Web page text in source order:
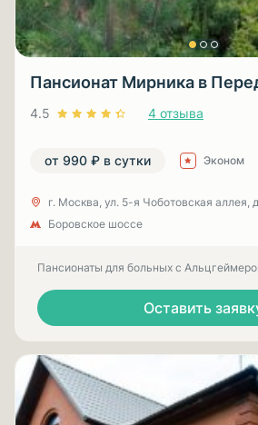
Пансионат Мирника в
4.5 4 отзыва
от 990 ₽ в сутки Эконом
г. Москва, ул. 5-я Чоботовская аллея,
Боровское шоссе
Пансионаты для больных с
Оставить